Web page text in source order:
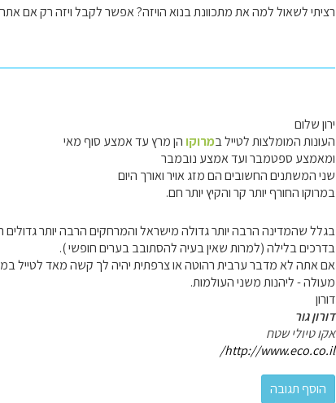
רציתי לשאול למה את מתכוונת בנוא הויזה? אפשר לקבל ויזה רק אם
ירון שלום
העונות המומלצות לטייל במרוקו הן מרץ עד אמצע סוף מאי
ומאמצע ספטמבר ועד אמצע נובמבר
שני המשתנים החשובים הם מזג אויר ואורך היום
במרוקו החורף יותר קר והקיץ יותר חם.
בגלל שהמדינה הרבה יותר גדולה מישראל והמרחקים הרבה יותר
בדרכים בלילה (למרות שאין בעיה להסתובב בערים חופשי ).
אם אתה לא מדבר ערבית רהוטה או צרפתית יהיה לך קשה מאד לטייל
מעולה - ליהנות משני העולמות.
דורון
דורון גור
אקו טיולי שטח
http://www.eco.co.il/